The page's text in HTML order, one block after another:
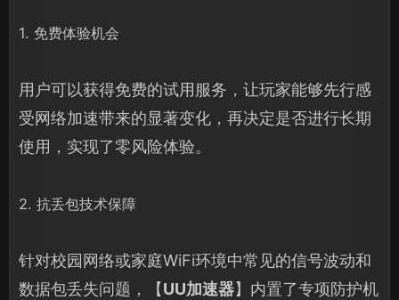
1. 免费体验机会
用户可以获得免费的试用服务，让玩家能够先行感
受网络加速带来的显著变化，再决定是否进行长期
使用，实现了零风险体验。
2. 抗丢包技术保障
针对校园网络或家庭WiFi环境中常见的信号波动和
数据包丢失问题，【UU加速器】内置了专项防护机